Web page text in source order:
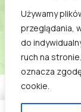
Używamy
przeglądania,
do
ruch na
oznacza
cookie.
Zespół Muzeum
Dane
Praca/Praktyki/